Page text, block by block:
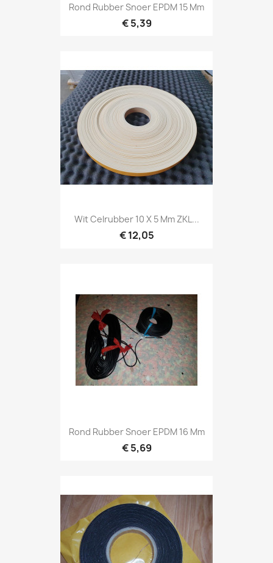
Rond Rubber Snoer EPDM 15 Mm
€ 5,39
Wit Celrubber 10 X 5 Mm ZKL...
€ 12,05
Rond Rubber Snoer EPDM 16 Mm
€ 5,69